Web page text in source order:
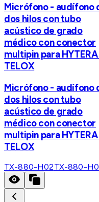
Micrófono - audífono
dos hilos con tubo
acústico de grado
médico con conector
multipin para
TELOX
Micrófono - audífono
dos hilos con tubo
acústico de grado
médico con conector
multipin para
TELOX
TX-880-H02TX-880-